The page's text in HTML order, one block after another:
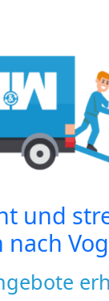
und
nach